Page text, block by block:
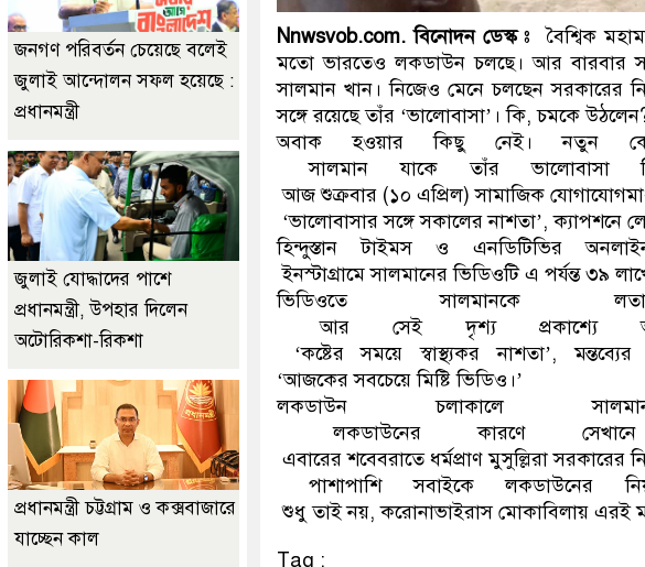
Nnwsvob.com. বিনোদন ডেস্কঃ বৈশ্বিক
মতো ভারতেও লকডাউন চলছে। আর বারবার
সালমান খান। নিজেও মেনে চলছেন সরকারের
সঙ্গে রয়েছে তাঁর ‘ভালোবাসা’। কি, চমকে
অবাক হওয়ার কিছু নেই। নতুন
সালমান যাকে তাঁর ভালোবাসা
আজ শুক্রবার (১০ এপ্রিল) সামাজিক
‘ভালোবাসার সঙ্গে সকালের নাশতা’, ক্যাপশনে
হিন্দুস্তান টাইমস ও এনডিটিভির
ইনস্টাগ্রামে সালমানের ভিডিওটি এ পর্যন্ত ৩৯
ভিডিওতে সালমানকে
আর সেই দৃশ্য প্রকাশ্যে
‘কষ্টের সময়ে স্বাস্থ্যকর নাশতা’,
‘আজকের সবচেয়ে মিষ্টি ভিডিও।’
লকডাউন চলাকালে
লকডাউনের কারণে সেখানে
এবারের শবেবরাতে ধর্মপ্রাণ মুসুল্লিরা সরকারের
পাশাপাশি সবাইকে লকডাউনের
শুধু তাই নয়, করোনাভাইরাস মোকাবিলায় এরই
Tag :
জনগণ পরিবর্তন চেয়েছে বলেই
জুলাই আন্দোলন সফল হয়েছে :
প্রধানমন্ত্রী
জুলাই যোদ্ধাদের পাশে
প্রধানমন্ত্রী, উপহার দিলেন
অটোরিকশা-রিকশা
প্রধানমন্ত্রী চট্টগ্রাম ও কক্সবাজারে
যাচ্ছেন কাল